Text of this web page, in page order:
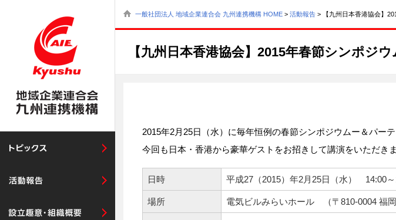
一般社団法人 地域企業連合会 九州連携機構 HOME >活動報告 > 【九州日本香港協会】
【九州日本香港協会】2015年春節シンポジ
2015年2月25日（水）に毎年恒例の春節シンポジウムー＆パーテ
今回も日本・香港から豪華ゲストをお招きして講演をいただき
日時 平成27（2015）年2月25日（水） 14:00～
場所 電気ビルみらいホール （〒810-0004 福岡